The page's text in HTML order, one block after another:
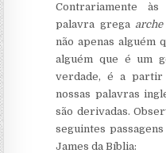
Contrariamente
palavra grega arche
não apenas alguém
alguém que é um
verdade, é a partir
nossas palavras
são derivadas.
seguintes
James da Bíblia: